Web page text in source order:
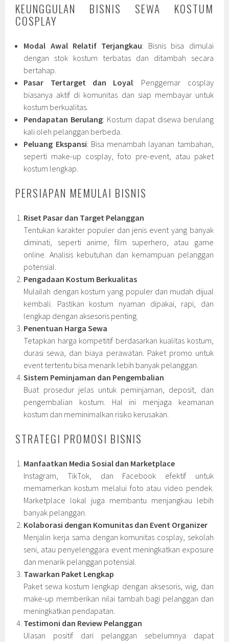
KEUNGGULAN BISNIS SEWA KOSTUM
COSPLAY
Modal Awal Relatif Terjangkau: Bisnis bisa dimulai
dengan stok kostum terbatas dan ditambah secara
bertahap.
Pasar Tertarget dan Loyal: Penggemar cosplay
biasanya aktif di komunitas dan siap membayar untuk
kostum berkualitas.
Pendapatan Berulang: Kostum dapat disewa berulang
kali oleh pelanggan berbeda.
Peluang Ekspansi: Bisa menambah layanan tambahan,
seperti make-up cosplay, foto pre-event, atau paket
kostum lengkap.
PERSIAPAN MEMULAI BISNIS
Riset Pasar dan Target Pelanggan
Tentukan karakter populer dan jenis event yang banyak
diminati, seperti anime, film superhero, atau game
online. Analisis kebutuhan dan kemampuan pelanggan
potensial.
Pengadaan Kostum Berkualitas
Mulailah dengan kostum yang populer dan mudah dijual
kembali. Pastikan kostum nyaman dipakai, rapi, dan
lengkap dengan aksesoris penting.
Penentuan Harga Sewa
Tetapkan harga kompetitif berdasarkan kualitas kostum,
durasi sewa, dan biaya perawatan. Paket promo untuk
event tertentu bisa menarik lebih banyak pelanggan.
Sistem Peminjaman dan Pengembalian
Buat prosedur jelas untuk peminjaman, deposit, dan
pengembalian kostum. Hal ini menjaga keamanan
kostum dan meminimalkan risiko kerusakan.
STRATEGI PROMOSI BISNIS
Manfaatkan Media Sosial dan Marketplace
Instagram, TikTok, dan Facebook efektif untuk
memamerkan kostum melalui foto atau video pendek.
Marketplace lokal juga membantu menjangkau lebih
banyak pelanggan.
Kolaborasi dengan Komunitas dan Event Organizer
Menjalin kerja sama dengan komunitas cosplay, sekolah
seni, atau penyelenggara event meningkatkan exposure
dan menarik pelanggan potensial.
Tawarkan Paket Lengkap
Paket sewa kostum lengkap dengan aksesoris, wig, dan
make-up memberikan nilai tambah bagi pelanggan dan
meningkatkan pendapatan.
Testimoni dan Review Pelanggan
Ulasan positif dari pelanggan sebelumnya dapat